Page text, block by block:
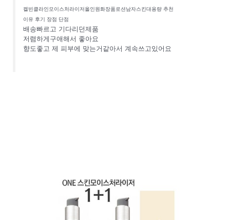
켈빈클라인모이스처라이저올인원화장품로션남자스킨대용량 추천
이유 후기 장점 단점
배송빠르고 기다리던제품
저렴하게구애해서 좋아요
향도좋고 제 피부에 맞는거같아서 계속쓰고있어요